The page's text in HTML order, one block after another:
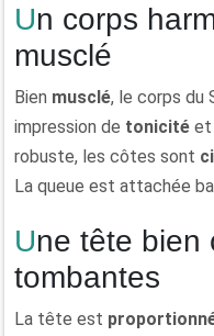
Un corps harmonieux, fort et
musclé
Bien musclé, le corps du
impression de tonicité et
robuste, les côtes sont
La queue est attachée
Une tête bien ciselée aux oreilles
tombantes
La tête est